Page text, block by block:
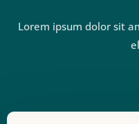
Lorem ipsum dolor sit